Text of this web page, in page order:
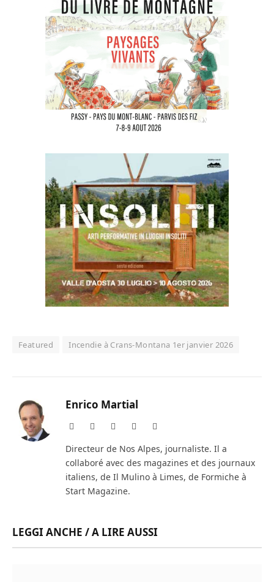
Featured Incendie à Crans-Montana 1er janvier 2026
Enrico Martial
Website Facebook Instagram
Directeur de Nos Alpes, journaliste. Il a
collaboré avec des magazines et des journaux
italiens, de Il Mulino à Limes, de Formiche à
Start Magazine.
LEGGI ANCHE / A LIRE AUSSI